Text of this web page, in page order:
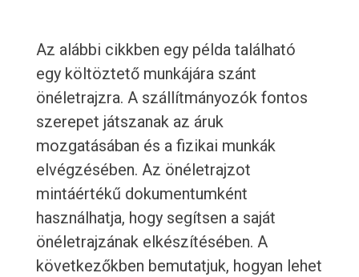
Az alábbi cikkben egy példa található
egy költöztető munkájára szánt
önéletrajzra. A szállítmányozók fontos
szerepet játszanak az áruk
mozgatásában és a fizikai munkák
elvégzésében. Az önéletrajzot
mintáértékű dokumentumként
használhatja, hogy segítsen a saját
önéletrajzának elkészítésében. A
következőkben bemutatjuk, hogyan lehet